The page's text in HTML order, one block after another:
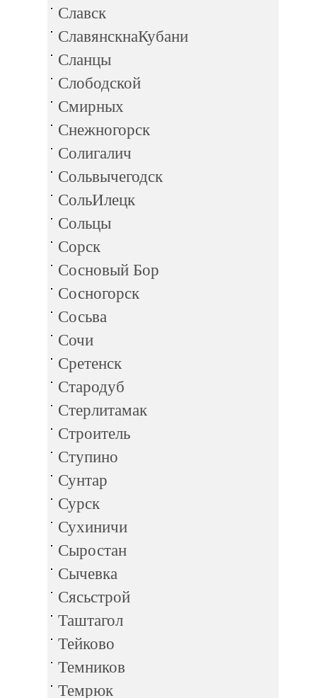
Славск
СлавянскнаКубани
Сланцы
Слободской
Смирных
Снежногорск
Солигалич
Сольвычегодск
СольИлецк
Сольцы
Сорск
Сосновый Бор
Сосногорск
Сосьва
Сочи
Сретенск
Стародуб
Стерлитамак
Строитель
Ступино
Сунтар
Сурск
Сухиничи
Сыростан
Сычевка
Сясьстрой
Таштагол
Тейково
Темников
Темрюк